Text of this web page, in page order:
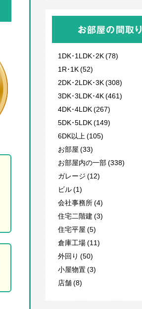
お部屋の間取り
1DK･1LDK･2K (78)
1R･1K (52)
2DK･2LDK･3K (308)
3DK･3LDK･4K (461)
4DK･4LDK (267)
5DK･5LDK (149)
6DK以上 (105)
お部屋 (33)
お部屋内の一部 (338)
ガレージ (12)
ビル (1)
会社事務所 (4)
住宅二階建 (3)
住宅平屋 (5)
倉庫工場 (11)
外回り (50)
小屋物置 (3)
店舗 (8)